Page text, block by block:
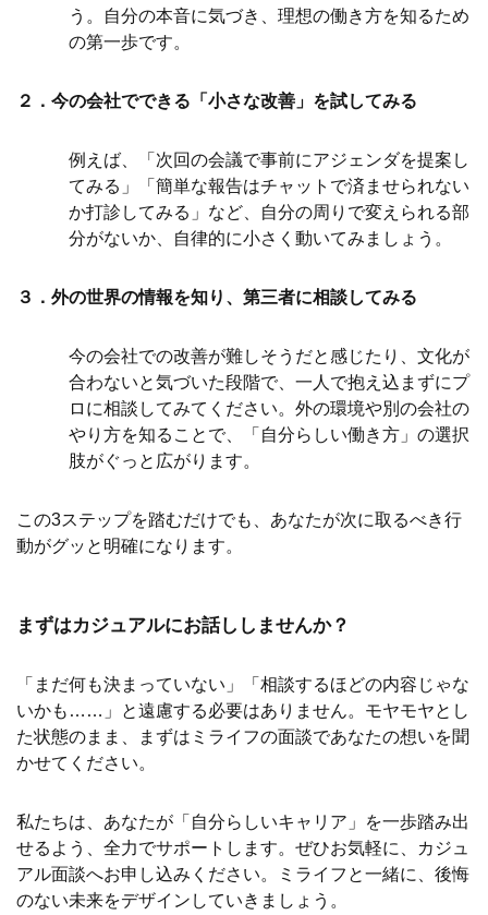
う。自分の本音に気づき、理想の働き方を知るため
の第一歩です。
２．今の会社でできる「小さな改善」を試してみる
例えば、「次回の会議で事前にアジェンダを提案し
てみる」「簡単な報告はチャットで済ませられない
か打診してみる」など、自分の周りで変えられる部
分がないか、自律的に小さく動いてみましょう。
３．外の世界の情報を知り、第三者に相談してみる
今の会社での改善が難しそうだと感じたり、文化が
合わないと気づいた段階で、一人で抱え込まずにプ
ロに相談してみてください。外の環境や別の会社の
やり方を知ることで、「自分らしい働き方」の選択
肢がぐっと広がります。
この3ステップを踏むだけでも、あなたが次に取るべき行
動がグッと明確になります。
まずはカジュアルにお話ししませんか？
「まだ何も決まっていない」「相談するほどの内容じゃな
いかも……」と遠慮する必要はありません。モヤモヤとし
た状態のまま、まずはミライフの面談であなたの想いを聞
かせてください。
私たちは、あなたが「自分らしいキャリア」を一歩踏み出
せるよう、全力でサポートします。ぜひお気軽に、カジュ
アル面談へお申し込みください。ミライフと一緒に、後悔
のない未来をデザインしていきましょう。